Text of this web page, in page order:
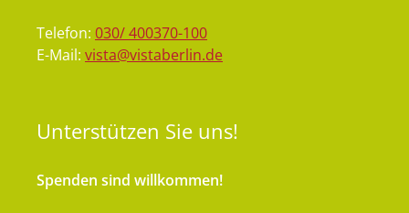
Telefon: 030/ 400370-100
E-Mail: vista@vistaberlin.de
Unterstützen Sie uns!
Spenden sind willkommen!